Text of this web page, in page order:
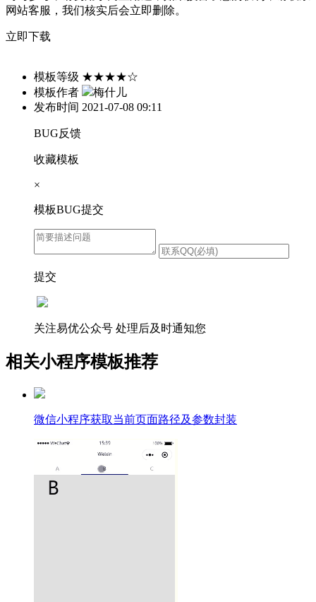
网站客服，我们核实后会立即删除。
立即下载
模板等级 ★★★★☆
模板作者
梅什儿
发布时间 2021-07-08 09:11
BUG反馈
收藏模板
×
模板BUG提交
提交
关注易优公众号 处理后及时通知您
相关小程序模板推荐
微信小程序获取当前页面路径及参数封装